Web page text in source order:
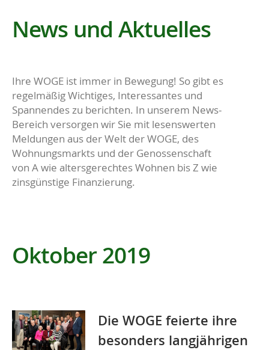
News und Aktuelles
Ihre WOGE ist immer in Bewegung! So gibt es
regelmäßig Wichtiges, Interessantes und
Spannendes zu berichten. In unserem News-
Bereich versorgen wir Sie mit lesenswerten
Meldungen aus der Welt der WOGE, des
Wohnungsmarkts und der Genossenschaft
von A wie altersgerechtes Wohnen bis Z wie
zinsgünstige Finanzierung.
Oktober 2019
Die WOGE feierte ihre
besonders langjährigen